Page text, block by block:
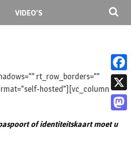
VIDEO’S
rt_row_borders=””
hosted”][vc_column
of identiteitskaart moet u
F
a
c
e
X